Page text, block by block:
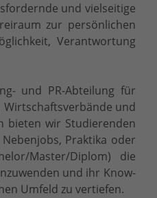
und vielseitige
zur persönlichen
Verantwortung
und PR-Abteilung für
und
bieten wir Studierenden
Praktika oder
Master/Diplom) die
und ihr Know-
Umfeld zu vertiefen.